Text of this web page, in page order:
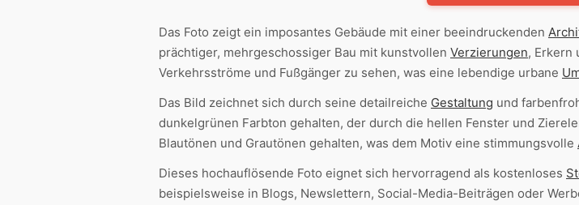
Das Foto zeigt ein imposantes Gebäude mit einer beeindruckenden
prächtiger, mehrgeschossiger Bau mit kunstvollen Verzierungen, Erkern
Verkehrsströme und Fußgänger zu sehen, was eine lebendige urbane
Das Bild zeichnet sich durch seine detailreiche Gestaltung und
dunkelgrünen Farbton gehalten, der durch die hellen Fenster und
Blautönen und Grautönen gehalten, was dem Motiv eine stimmungsvolle
Dieses hochauflösende Foto eignet sich hervorragend als kostenloses
beispielsweise in Blogs, Newslettern, Social-Media-Beiträgen oder